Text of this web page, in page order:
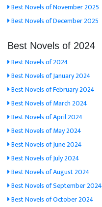
Best Novels of November 2025
Best Novels of December 2025
Best Novels of 2024
Best Novels of 2024
Best Novels of January 2024
Best Novels of February 2024
Best Novels of March 2024
Best Novels of April 2024
Best Novels of May 2024
Best Novels of June 2024
Best Novels of July 2024
Best Novels of August 2024
Best Novels of September 2024
Best Novels of October 2024